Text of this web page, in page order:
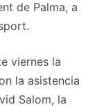
de Palma, a
viernes la
la asistencia
Salom, la